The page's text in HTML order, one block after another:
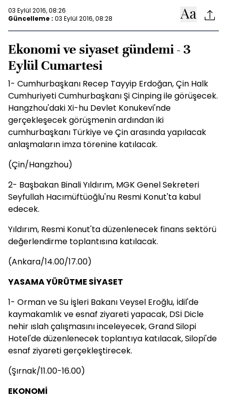
03 Eylül 2016, 08:26
Güncelleme : 03 Eylül 2016, 08:28
Ekonomi ve siyaset gündemi - 3
Eylül Cumartesi
1- Cumhurbaşkanı Recep Tayyip Erdoğan, Çin Halk
Cumhuriyeti Cumhurbaşkanı Şi Cinping ile görüşecek.
Hangzhou'daki Xi-hu Devlet Konukevi'nde
gerçekleşecek görüşmenin ardından iki
cumhurbaşkanı Türkiye ve Çin arasında yapılacak
anlaşmaların imza törenine katılacak.
(Çin/Hangzhou)
2- Başbakan Binali Yıldırım, MGK Genel Sekreteri
Seyfullah Hacımüftüoğlu'nu Resmi Konut'ta kabul
edecek.
Yıldırım, Resmi Konut'ta düzenlenecek finans sektörü
değerlendirme toplantısına katılacak.
(Ankara/14.00/17.00)
YASAMA YÜRÜTME SİYASET
1- Orman ve Su İşleri Bakanı Veysel Eroğlu, İdil'de
kaymakamlık ve esnaf ziyareti yapacak, DSİ Dicle
nehir ıslah çalışmasını inceleyecek, Grand Silopi
Hotel'de düzenlenecek toplantıya katılacak, Silopi'de
esnaf ziyareti gerçekleştirecek.
(Şırnak/11.00-16.00)
EKONOMİ